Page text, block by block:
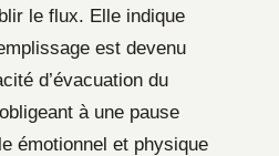
le flux. Elle indique
est devenu
d’évacuation du
à une pause
émotionnel et physique